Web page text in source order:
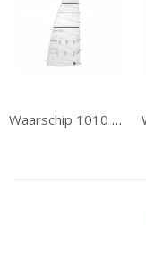
Waarschip 1010 Grootzeil